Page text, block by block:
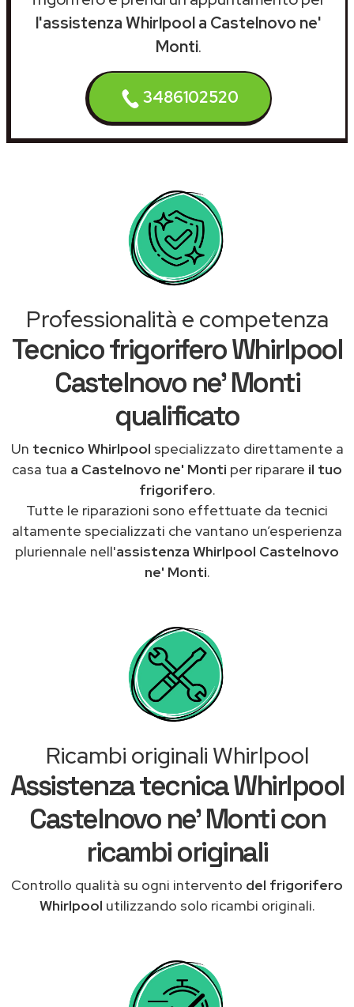
l'assistenza Whirlpool a Castelnovo ne'
Monti.
3486102520
Professionalità e competenza
Tecnico frigorifero Whirlpool
Castelnovo ne' Monti
qualificato
Un tecnico Whirlpool specializzato direttamente a
casa tua a Castelnovo ne' Monti per riparare il tuo
frigorifero.
Tutte le riparazioni sono effettuate da tecnici
altamente specializzati che vantano un’esperienza
pluriennale nell'assistenza Whirlpool Castelnovo
ne' Monti.
Ricambi originali Whirlpool
Assistenza tecnica Whirlpool
Castelnovo ne' Monti con
ricambi originali
Controllo qualità su ogni intervento del frigorifero
Whirlpool utilizzando solo ricambi originali.